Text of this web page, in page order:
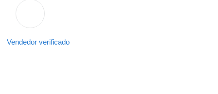
Vendedor verificado